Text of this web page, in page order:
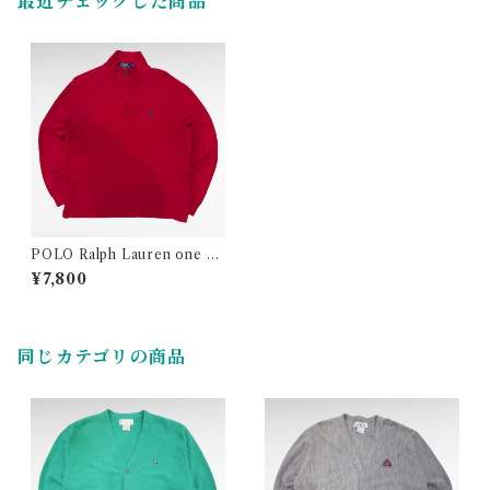
POLO Ralph Lauren one po
int logo half zip cotton knit
¥7,800
同じカテゴリの商品